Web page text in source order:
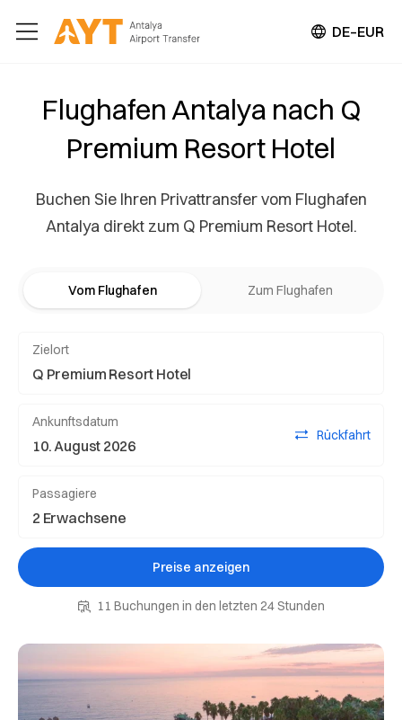
DE–EUR
Flughafen Antalya nach Q
Premium Resort Hotel
Buchen Sie Ihren Privattransfer vom Flughafen
Antalya direkt zum Q Premium Resort Hotel.
Vom Flughafen Zum Flughafen
Zielort
Ankunftsdatum
Rückfahrt
Passagiere
Preise anzeigen
11 Buchungen in den letzten 24 Stunden